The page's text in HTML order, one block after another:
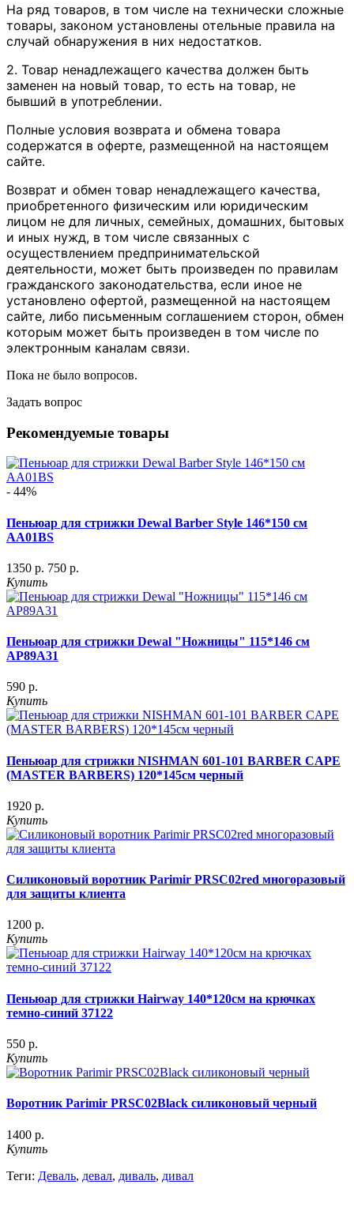
На ряд товаров, в том числе на технически сложные
товары, законом установлены отельные правила на
случай обнаружения в них недостатков.
2. Товар ненадлежащего качества должен быть
заменен на новый товар, то есть на товар, не
бывший в употреблении.
Полные условия возврата и обмена товара
содержатся в оферте, размещенной на настоящем
сайте.
Возврат и обмен товар ненадлежащего качества,
приобретенного физическим или юридическим
лицом не для личных, семейных, домашних, бытовых
и иных нужд, в том числе связанных с
осуществлением предпринимательской
деятельности, может быть произведен по правилам
гражданского законодательства, если иное не
установлено офертой, размещенной на настоящем
сайте, либо письменным соглашением сторон, обмен
которым может быть произведен в том числе по
электронным каналам связи.
Пока не было вопросов.
Задать вопрос
Рекомендуемые товары
- 44%
Пеньюар для стрижки Dewal Barber Style 146*150 см
AA01BS
1350 р. 750 р.
Купить
Пеньюар для стрижки Dewal "Ножницы" 115*146 см
AP89A31
590 р.
Купить
Пеньюар для стрижки NISHMAN 601-101 BARBER CAPE
(MASTER BARBERS) 120*145см черный
1920 р.
Купить
Силиконовый воротник Parimir PRSC02red многоразовый
для защиты клиента
1200 р.
Купить
Пеньюар для стрижки Hairway 140*120см на крючках
темно-синий 37122
550 р.
Купить
Воротник Parimir PRSC02Black силиконовый черный
1400 р.
Купить
Теги: Деваль, девал, диваль, дивал